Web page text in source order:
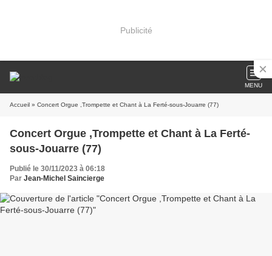
Publicité
MENU
Accueil » Concert Orgue ,Trompette et Chant à La Ferté-sous-Jouarre (77)
Concert Orgue ,Trompette et Chant à La Ferté-
sous-Jouarre (77)
Publié le 30/11/2023 à 06:18
Par Jean-Michel Saincierge